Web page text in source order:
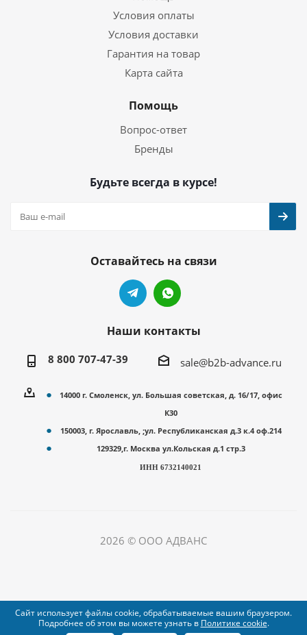
Условия оплаты
Условия доставки
Гарантия на товар
Карта сайта
Помощь
Вопрос-ответ
Бренды
Будьте всегда в курсе!
Оставайтесь на связи
Наши контакты
8 800 707-47-39 sale@b2b-advance.ru
14000 г. Смоленск, ул. Большая советская, д. 16/17, офис
К30
150003, г. Ярославль, ;ул. Республиканская д.3 к.4 оф.214
129329,г. Москва ул.Кольская д.1 стр.3
ИНН 6732140021
2026 © ООО АДВАНС
Сайт использует файлы cookie, обрабатываемые вашим браузером.
Подробнее об этом вы можете узнать в Политике cookie.